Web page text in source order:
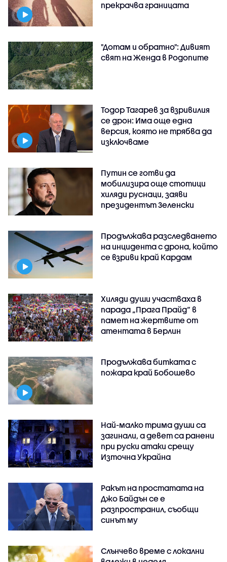
прекрачва границата
"Дотам и обратно": Дивият
свят на Женда в Родопите
Тодор Тагарев за взривилия
се дрон: Има още една
версия, която не трябва да
изключваме
Путин се готви да
мобилизира още стотици
хиляди руснаци, заяви
президентът Зеленски
Продължава разследването
на инцидента с дрона, който
се взриви край Кардам
Хиляди души участваха в
парада „Прага Прайд“ в
памет на жертвите от
атентата в Берлин
Продължава битката с
пожара край Бобошево
Най-малко трима души са
загинали, а девет са ранени
при руски атаки срещу
Източна Украйна
Ракът на простатата на
Джо Байдън се е
разпространил, съобщи
синът му
Слънчево време с локални